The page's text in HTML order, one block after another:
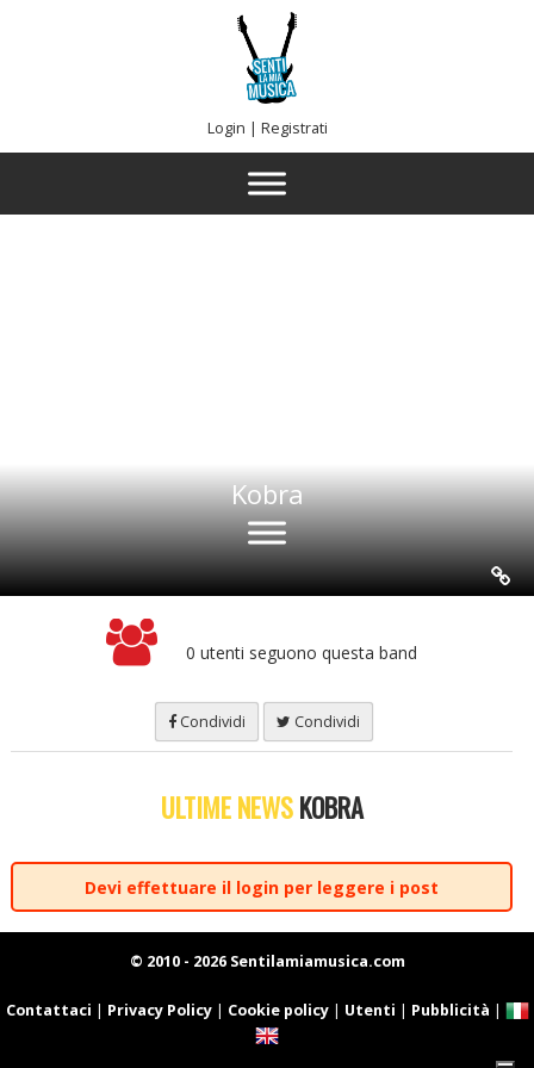
Login | Registrati
Kobra
0 utenti seguono questa band
Condividi Condividi
ULTIME NEWSKOBRA
Devi effettuare il login per leggere i post
© 2010 - 2026 Sentilamiamusica.com
Contattaci | Privacy Policy| Cookie policy| Utenti | Pubblicità |